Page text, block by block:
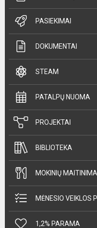
PASIEKIMAI
DOKUMENTAI
STEAM
PATALPŲ NUOMA
PROJEKTAI
BIBLIOTEKA
MOKINIŲ
MĖNESIO VEIKLOS
1,2% PARAMA